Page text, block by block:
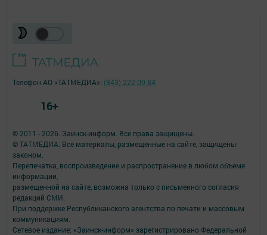
© 2011 - 2026. Заинск-информ. Все права защищены.
© ТАТМЕДИА. Все материалы, размещенные на сайте, защищены
законом.
Перепечатка, воспроизведение и распространение в любом объеме
информации,
размещенной на сайте, возможна только с письменного согласия
редакций СМИ.
При поддержке Республиканского агентства по печати и массовым
коммуникациям.
Сетевое издание: «Заинск-информ» зарегистрировано Федеральной
Телефон АО «ТАТМЕДИА»: (843) 222 09 84
16+